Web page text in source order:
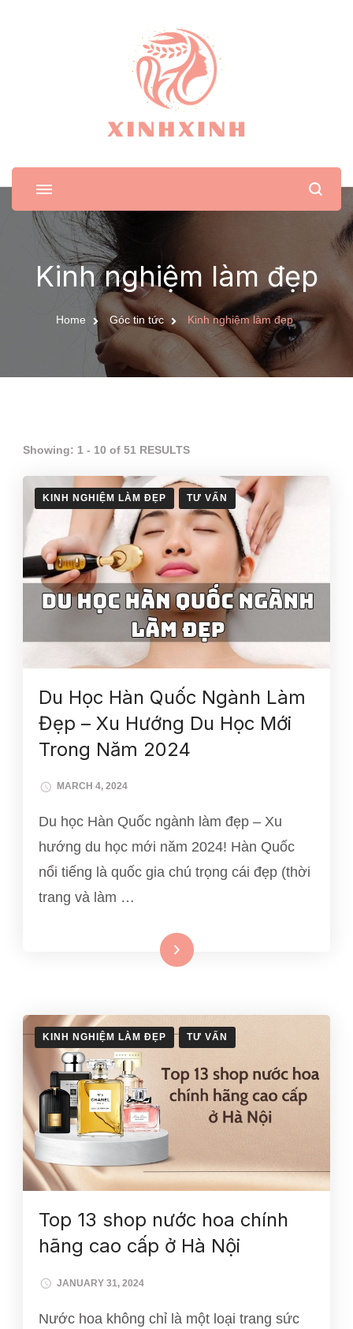
XinhXinh
Trang tin tức cho phái đẹp
Kinh nghiệm làm đẹp
Home Góc tin tức Kinh nghiệm làm đẹp
Showing: 1 - 10 of 51 RESULTS
KINH NGHIỆM LÀM ĐẸP TƯ VẤN
Du Học Hàn Quốc Ngành Làm
Đẹp – Xu Hướng Du Học Mới
Trong Năm 2024
MARCH 4, 2024
Du học Hàn Quốc ngành làm đẹp – Xu
hướng du học mới năm 2024! Hàn Quốc
nổi tiếng là quốc gia chú trọng cái đẹp (thời
trang và làm …
Xem thêm
KINH NGHIỆM LÀM ĐẸP TƯ VẤN
Top 13 shop nước hoa chính
hãng cao cấp ở Hà Nội
JANUARY 31, 2024
Nước hoa không chỉ là một loại trang sức